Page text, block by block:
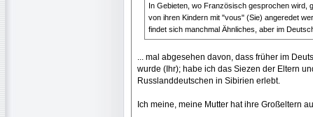
In Gebieten, wo Französisch gesprochen wird,
von ihren Kindern mit "vous" (Sie) angeredet
findet sich manchmal Ähnliches, aber im
... mal abgesehen davon, dass früher im
wurde (Ihr); habe ich das Siezen der Eltern
Russlanddeutschen in Sibirien erlebt.
Ich meine, meine Mutter hat ihre Großeltern